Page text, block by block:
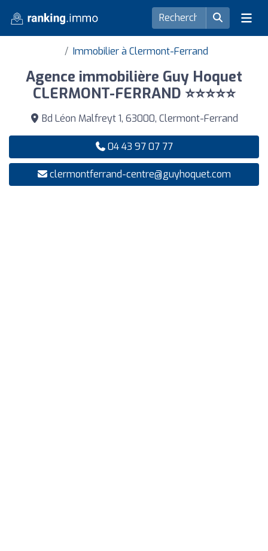
Immobilier à Clermont-Ferrand
Agence immobilière Guy Hoquet
CLERMONT-FERRAND ⭐⭐⭐⭐⭐
Bd Léon Malfreyt 1, 63000, Clermont-Ferrand
04 43 97 07 77
clermontferrand-centre@guyhoquet.com